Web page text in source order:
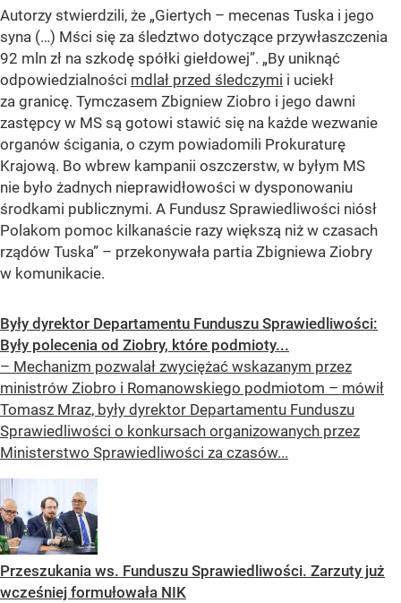
Autorzy stwierdzili, że „Giertych – mecenas Tuska i jego
syna (…) Mści się za śledztwo dotyczące przywłaszczenia
92 mln zł na szkodę spółki giełdowej”. „By uniknąć
odpowiedzialności mdlał przed śledczymi i uciekł
za granicę. Tymczasem Zbigniew Ziobro i jego dawni
zastępcy w MS są gotowi stawić się na każde wezwanie
organów ścigania, o czym powiadomili Prokuraturę
Krajową. Bo wbrew kampanii oszczerstw, w byłym MS
nie było żadnych nieprawidłowości w dysponowaniu
środkami publicznymi. A Fundusz Sprawiedliwości niósł
Polakom pomoc kilkanaście razy większą niż w czasach
rządów Tuska” – przekonywała partia Zbigniewa Ziobry
w komunikacie.
Były dyrektor Departamentu Funduszu Sprawiedliwości:
Były polecenia od Ziobry, które podmioty...
– Mechanizm pozwalał zwyciężać wskazanym przez
ministrów Ziobro i Romanowskiego podmiotom – mówił
Tomasz Mraz, były dyrektor Departamentu Funduszu
Sprawiedliwości o konkursach organizowanych przez
Ministerstwo Sprawiedliwości za czasów...
Przeszukania ws. Funduszu Sprawiedliwości. Zarzuty już
wcześniej formułowała NIK